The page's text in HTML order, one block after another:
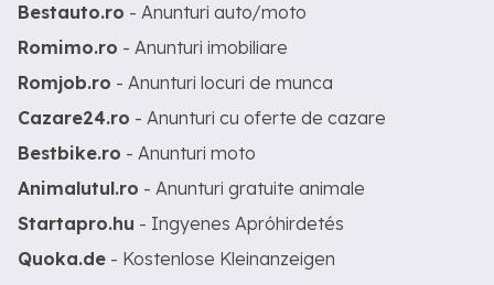
Bestauto.ro - Anunturi auto/moto
Romimo.ro - Anunturi imobiliare
Romjob.ro - Anunturi locuri de munca
Cazare24.ro - Anunturi cu oferte de cazare
Bestbike.ro - Anunturi moto
Animalutul.ro - Anunturi gratuite animale
Startapro.hu - Ingyenes Apróhirdetés
Quoka.de - Kostenlose Kleinanzeigen